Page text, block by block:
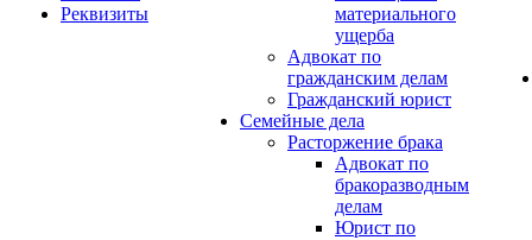
Реквизиты
материального
ущерба
Адвокат по
гражданским делам
Гражданский юрист
Семейные дела
Расторжение брака
Адвокат по
бракоразводным
делам
Юрист по